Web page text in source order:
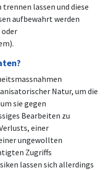
lassen und diese
aufbewahrt werden
oder
Natur, um die
sie gegen
Bearbeiten zu
einer
ungewollten
Zugriffs
lassen sich allerdings